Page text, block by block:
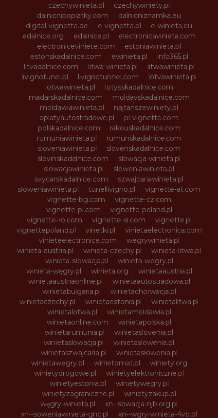
czechywinieta.pl
czechywiniety.pl
dalnicnipoplatky.com
dalnicniznamka.eu
digital-vignette.de
e-vignette.pl
e-winieta.eu
edalnice.org
edalnice.pl
electronicavinieta.com
electroniceviniete.com
estoniawinieta.pl
estonskadalnice.com
ewinieta.pl
info365.pl
litvadalnice.com
litwa-winieta.pl
litwawinieta.pl
livignotunel.pl
livignotunnel.com
lotvawinieta.pl
lotwawinieta.pl
lotysskadalnice.com
madarskadalnice.com
moldavskadalnice.com
moldawiawinieta.pl
najtanszewiniety.pl
oplatyautostradowe.pl
pl-vignette.com
polskadalnice.com
rakouskadalnice.com
rumuniawinieta.pl
rumunskadalnice.com
sloveniawinieta.pl
slovenskadalnice.com
slovinskadalnice.com
slowacja-winieta.pl
slowacjawinieta.pl
sloweniawinieta.pl
svycarskadalnice.com
szwajcariawinieta.pl
słoweniawinieta.pl
tunellivigno.pl
vignette-at.com
vignette-bg.com
vignette-cz.com
vignette-pl.com
vignette-poland.pl
vignette-ro.com
vignette-si.com
vignette.pl
vignettepoland.pl
vinetki.pl
vinietaelectronica.com
vinieteelectronice.com
wegrywinieta.pl
winieta-austria.pl
winieta-czechy.pl
winieta-litwa.pl
winieta-słowacja.pl
winieta-wegry.pl
winieta-węgry.pl
winieta.org
winietaaustria.pl
winietaaustriaonline.pl
winietaautostradowa.pl
winietabulgaria.pl
winietachorwacja.pl
winietaczechy.pl
winietaestonia.pl
winietalitwa.pl
winietalotwa.pl
winietamoldawia.pl
winietaonline.com
winietapolska.pl
winietarumunia.pl
winietaslovenia.pl
winietaslowacja.pl
winietaslowenia.pl
winietaszwajcaria.pl
winietasłowenia.pl
winietawegry.pl
winietomat.pl
winiety.org
winietydrogowe.pl
winietyelektroniczne.pl
winietyestonia.pl
winietywegry.pl
winietyzagraniczne.pl
winietyzakup.pl
węgry-winieta.pl
xn--sowacja-njb.org.pl
xn--soweniawinieta-gnc.pl
xn--wgry-winieta-4vb.pl